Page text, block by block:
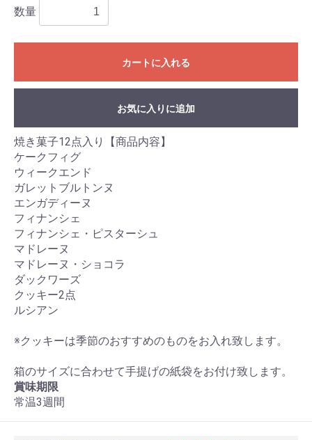
数量
カートに入れる
お気に入りに追加
焼き菓子12点入り【商品内容】
ケークフィグ
ウィークエンド
ガレットブルトンヌ
エンガディーヌ
フィナンシェ
フィナンシェ・ピスターシュ
マドレーヌ
マドレーヌ・ショコラ
ダックワーズ
クッキー2点
ルシアン
※クッキーは季節のおすすめのものをお入れ致します。
箱のサイズに合わせて手提げの紙袋をお付け致します。
賞味期限
常温3週間